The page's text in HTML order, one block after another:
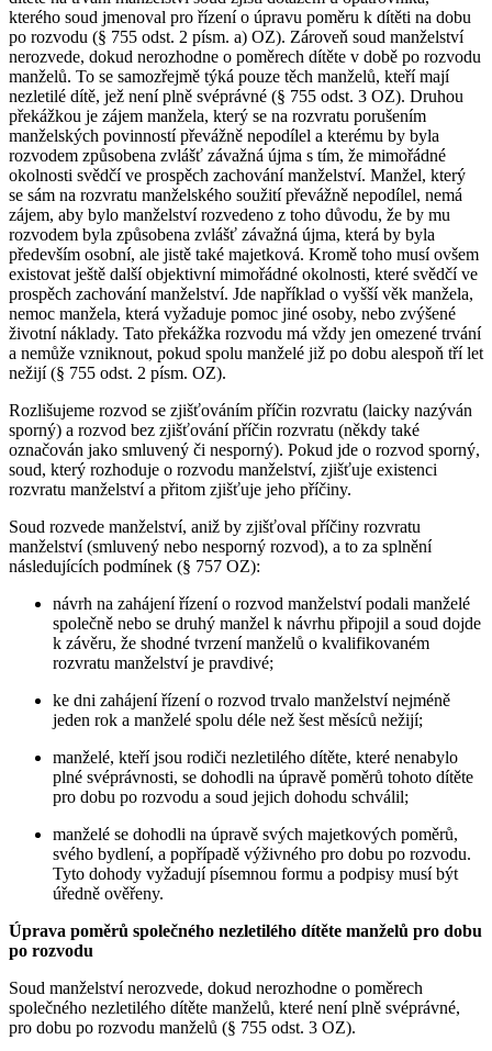
kterého soud jmenoval pro řízení o úpravu poměru k dítěti na dobu
po rozvodu (§ 755 odst. 2 písm. a) OZ). Zároveň soud manželství
nerozvede, dokud nerozhodne o poměrech dítěte v době po rozvodu
manželů. To se samozřejmě týká pouze těch manželů, kteří mají
nezletilé dítě, jež není plně svéprávné (§ 755 odst. 3 OZ). Druhou
překážkou je zájem manžela, který se na rozvratu porušením
manželských povinností převážně nepodílel a kterému by byla
rozvodem způsobena zvlášť závažná újma s tím, že mimořádné
okolnosti svědčí ve prospěch zachování manželství. Manžel, který
se sám na rozvratu manželského soužití převážně nepodílel, nemá
zájem, aby bylo manželství rozvedeno z toho důvodu, že by mu
rozvodem byla způsobena zvlášť závažná újma, která by byla
především osobní, ale jistě také majetková. Kromě toho musí ovšem
existovat ještě další objektivní mimořádné okolnosti, které svědčí ve
prospěch zachování manželství. Jde například o vyšší věk manžela,
nemoc manžela, která vyžaduje pomoc jiné osoby, nebo zvýšené
životní náklady. Tato překážka rozvodu má vždy jen omezené trvání
a nemůže vzniknout, pokud spolu manželé již po dobu alespoň tří let
nežijí (§ 755 odst. 2 písm. OZ).
Rozlišujeme rozvod se zjišťováním příčin rozvratu (laicky nazýván
sporný) a rozvod bez zjišťování příčin rozvratu (někdy také
označován jako smluvený či nesporný). Pokud jde o rozvod sporný,
soud, který rozhoduje o rozvodu manželství, zjišťuje existenci
rozvratu manželství a přitom zjišťuje jeho příčiny.
Soud rozvede manželství, aniž by zjišťoval příčiny rozvratu
manželství (smluvený nebo nesporný rozvod), a to za splnění
následujících podmínek (§ 757 OZ):
návrh na zahájení řízení o rozvod manželství podali manželé
společně nebo se druhý manžel k návrhu připojil a soud dojde
k závěru, že shodné tvrzení manželů o kvalifikovaném
rozvratu manželství je pravdivé;
ke dni zahájení řízení o rozvod trvalo manželství nejméně
jeden rok a manželé spolu déle než šest měsíců nežijí;
manželé, kteří jsou rodiči nezletilého dítěte, které nenabylo
plné svéprávnosti, se dohodli na úpravě poměrů tohoto dítěte
pro dobu po rozvodu a soud jejich dohodu schválil;
manželé se dohodli na úpravě svých majetkových poměrů,
svého bydlení, a popřípadě výživného pro dobu po rozvodu.
Tyto dohody vyžadují písemnou formu a podpisy musí být
úředně ověřeny.
Úprava poměrů společného nezletilého dítěte manželů pro dobu
po rozvodu
Soud manželství nerozvede, dokud nerozhodne o poměrech
společného nezletilého dítěte manželů, které není plně svéprávné,
pro dobu po rozvodu manželů (§ 755 odst. 3 OZ).